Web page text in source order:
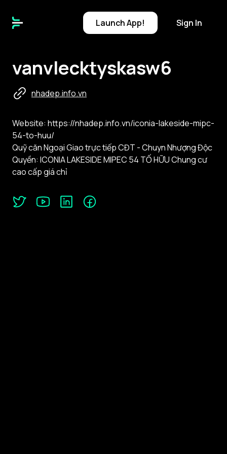
LaunchApp! Sign In
vanvlecktyskasw6
nhadep.info.vn
Website: https://nhadep.info.vn/iconia-lakeside-mipc-
54-to-huu/
Quỹ căn Ngoại Giao trực tiếp CĐT - Chuyn Nhượng Độc
Quyền: ICONIA LAKESIDE MIPEC 54 TỐ HỮU Chung cư
cao cấp giá chỉ